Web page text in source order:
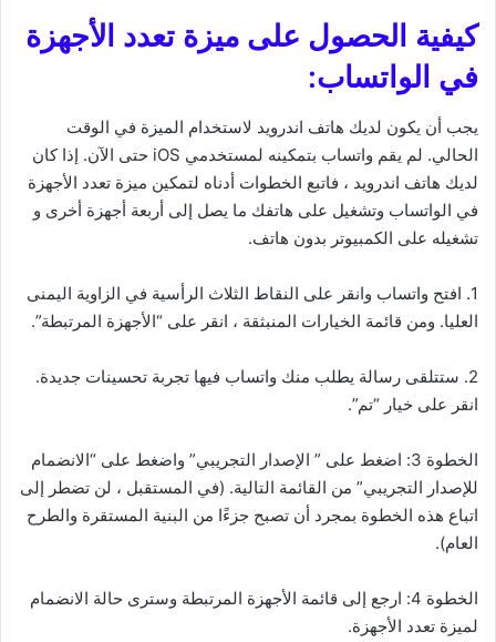
كيفية الحصول على ميزة تعدد الأجهزة
في الواتساب:
يجب أن يكون لديك هاتف اندرويد لاستخدام الميزة في الوقت
الحالي. لم يقم واتساب بتمكينه لمستخدمي iOS حتى الآن. إذا كان
لديك هاتف اندرويد ، فاتبع الخطوات أدناه لتمكين ميزة تعدد الأجهزة
في الواتساب وتشغيل على هاتفك ما يصل إلى أربعة أجهزة أخرى و
تشغيله على الكمبيوتر بدون هاتف.
1. افتح واتساب وانقر على النقاط الثلاث الرأسية في الزاوية اليمنى
العليا. ومن قائمة الخيارات المنبثقة ، انقر على “الأجهزة المرتبطة”.
2. ستتلقى رسالة يطلب منك واتساب فيها تجربة تحسينات جديدة.
انقر على خيار “تم”.
الخطوة 3: اضغط على ” الإصدار التجريبي” واضغط على “الانضمام
للإصدار التجريبي” من القائمة التالية. (في المستقبل ، لن تضطر إلى
اتباع هذه الخطوة بمجرد أن تصبح جزءًا من البنية المستقرة والطرح
العام).
الخطوة 4: ارجع إلى قائمة الأجهزة المرتبطة وسترى حالة الانضمام
لميزة تعدد الأجهزة.